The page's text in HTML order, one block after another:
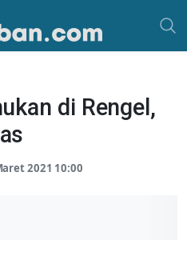
di Rengel,
2021 10:00